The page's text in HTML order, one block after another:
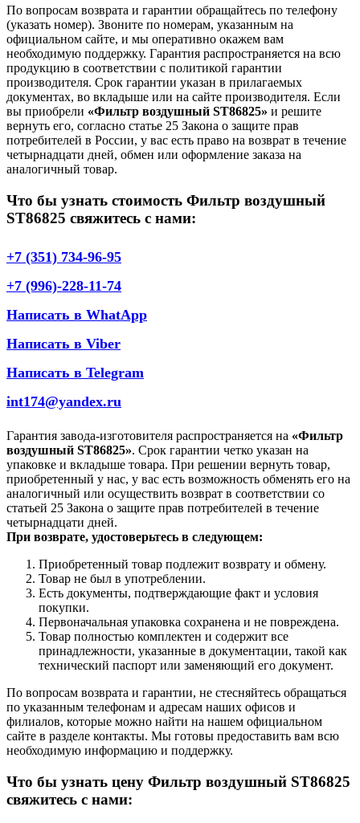
По вопросам возврата и гарантии обращайтесь по телефону
(указать номер). Звоните по номерам, указанным на
официальном сайте, и мы оперативно окажем вам
необходимую поддержку. Гарантия распространяется на всю
продукцию в соответствии с политикой гарантии
производителя. Срок гарантии указан в прилагаемых
документах, во вкладыше или на сайте производителя. Если
вы приобрели «Фильтр воздушный ST86825» и решите
вернуть его, согласно статье 25 Закона о защите прав
потребителей в России, у вас есть право на возврат в течение
четырнадцати дней, обмен или оформление заказа на
аналогичный товар.
Что бы узнать стоимость Фильтр воздушный
ST86825 свяжитесь с нами:
+7 (351) 734-96-95
+7 (996)-228-11-74
Написать в WhatApp
Написать в Viber
Написать в Telegram
int174@yandex.ru
Гарантия завода-изготовителя распространяется на «Фильтр
воздушный ST86825». Срок гарантии четко указан на
упаковке и вкладыше товара. При решении вернуть товар,
приобретенный у нас, у вас есть возможность обменять его на
аналогичный или осуществить возврат в соответствии со
статьей 25 Закона о защите прав потребителей в течение
четырнадцати дней.
При возврате, удостоверьтесь в следующем:
Приобретенный товар подлежит возврату и обмену.
Товар не был в употреблении.
Есть документы, подтверждающие факт и условия
покупки.
Первоначальная упаковка сохранена и не повреждена.
Товар полностью комплектен и содержит все
принадлежности, указанные в документации, такой как
технический паспорт или заменяющий его документ.
По вопросам возврата и гарантии, не стесняйтесь обращаться
по указанным телефонам и адресам наших офисов и
филиалов, которые можно найти на нашем официальном
сайте в разделе контакты. Мы готовы предоставить вам всю
необходимую информацию и поддержку.
Что бы узнать цену Фильтр воздушный ST86825
свяжитесь с нами: